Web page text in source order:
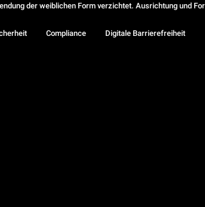
der weiblichen Form verzichtet. Ausrichtung und
Compliance
Digitale Barrierefreiheit